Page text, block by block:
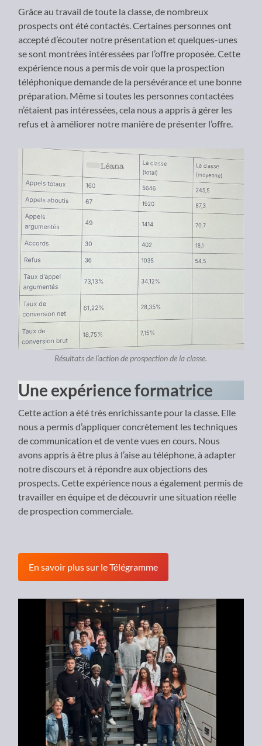
Grâce au travail de toute la classe, de nombreux
prospects ont été contactés. Certaines personnes ont
accepté d’écouter notre présentation et quelques-unes
se sont montrées intéressées par l’offre proposée. Cette
expérience nous a permis de voir que la prospection
téléphonique demande de la persévérance et une bonne
préparation. Même si toutes les personnes contactées
n’étaient pas intéressées, cela nous a appris à gérer les
refus et à améliorer notre manière de présenter l’offre.
Résultats de l’action de prospection de la classe.
Une expérience formatrice
Cette action a été très enrichissante pour la classe. Elle
nous a permis d’appliquer concrètement les techniques
de communication et de vente vues en cours. Nous
avons appris à être plus à l’aise au téléphone, à adapter
notre discours et à répondre aux objections des
prospects. Cette expérience nous a également permis de
travailler en équipe et de découvrir une situation réelle
de prospection commerciale.
En savoir plus sur le Télégramme